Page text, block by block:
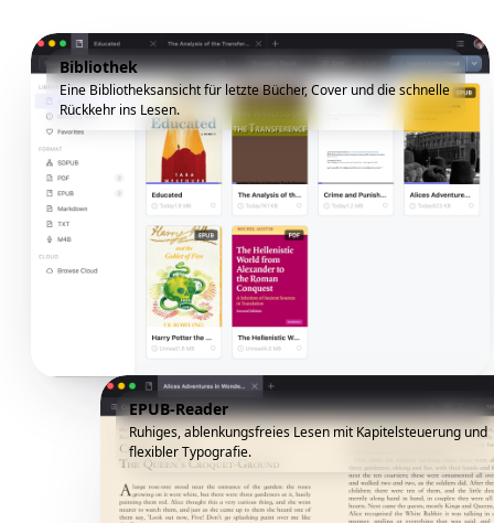
Bibliothek
Eine Bibliotheksansicht für letzte Bücher, Cover und die schnelle
Rückkehr ins Lesen.
EPUB-Reader
Ruhiges, ablenkungsfreies Lesen mit Kapitelsteuerung und
flexibler Typografie.